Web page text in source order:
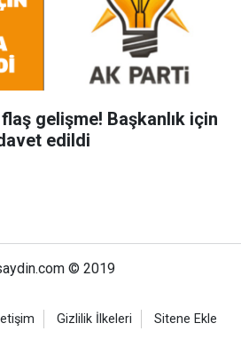
Başkanlık için
edildi
© 2019
Gizlilik İlkeleri Sitene Ekle